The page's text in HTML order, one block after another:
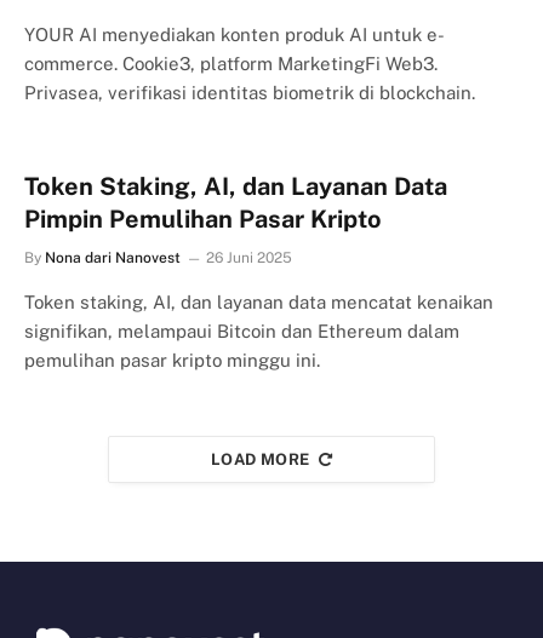
YOUR AI menyediakan konten produk AI untuk e-
commerce. Cookie3, platform MarketingFi Web3.
Privasea, verifikasi identitas biometrik di blockchain.
Token Staking, AI, dan Layanan Data
Pimpin Pemulihan Pasar Kripto
By Nona dari Nanovest 26 Juni 2025
Token staking, AI, dan layanan data mencatat kenaikan
signifikan, melampaui Bitcoin dan Ethereum dalam
pemulihan pasar kripto minggu ini.
LOAD MORE